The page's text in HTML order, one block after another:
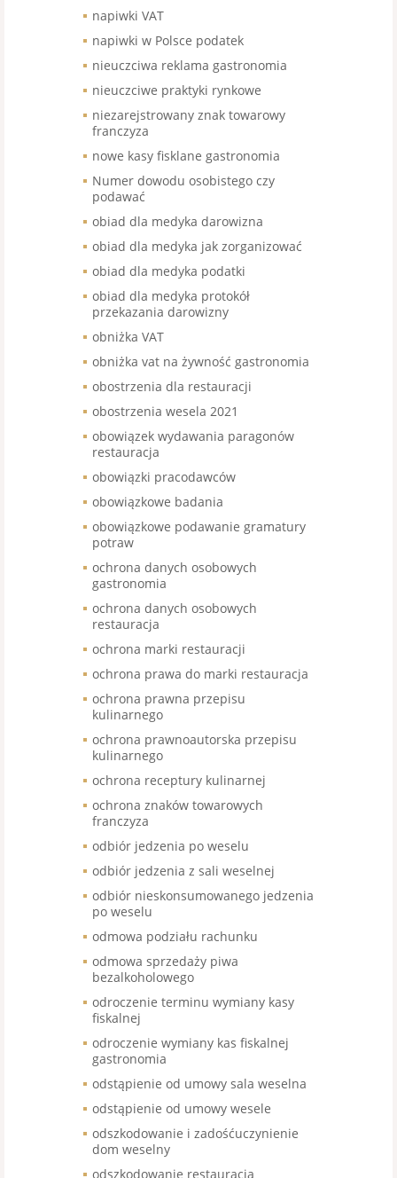
napiwki VAT
napiwki w Polsce podatek
nieuczciwa reklama gastronomia
nieuczciwe praktyki rynkowe
niezarejstrowany znak towarowy
franczyza
nowe kasy fisklane gastronomia
Numer dowodu osobistego czy
podawać
obiad dla medyka darowizna
obiad dla medyka jak zorganizować
obiad dla medyka podatki
obiad dla medyka protokół
przekazania darowizny
obniżka VAT
obniżka vat na żywność gastronomia
obostrzenia dla restauracji
obostrzenia wesela 2021
obowiązek wydawania paragonów
restauracja
obowiązki pracodawców
obowiązkowe badania
obowiązkowe podawanie gramatury
potraw
ochrona danych osobowych
gastronomia
ochrona danych osobowych
restauracja
ochrona marki restauracji
ochrona prawa do marki restauracja
ochrona prawna przepisu
kulinarnego
ochrona prawnoautorska przepisu
kulinarnego
ochrona receptury kulinarnej
ochrona znaków towarowych
franczyza
odbiór jedzenia po weselu
odbiór jedzenia z sali weselnej
odbiór nieskonsumowanego jedzenia
po weselu
odmowa podziału rachunku
odmowa sprzedaży piwa
bezalkoholowego
odroczenie terminu wymiany kasy
fiskalnej
odroczenie wymiany kas fiskalnej
gastronomia
odstąpienie od umowy sala weselna
odstąpienie od umowy wesele
odszkodowanie i zadośćuczynienie
dom weselny
odszkodowanie restauracja